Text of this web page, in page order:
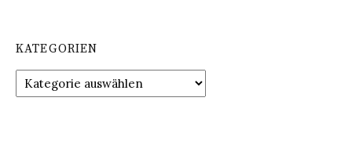
KATEGORIEN
Kategorien